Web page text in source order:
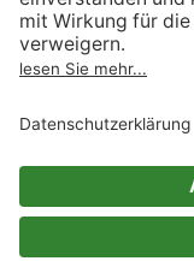
Verträge hier
Impressum